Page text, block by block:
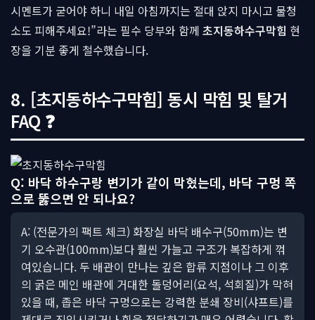
시멘트가 굳어야 하니 내일 아침까지는 절대 앉지 마시고 물청
소도 피해주세요!”라는 필수 당부와 함께 초지동하수구막힘 현
장을 기분 좋게 철수했습니다.
8. [초지동하수구막힘] 동시 막힘 및 탈거
FAQ ❓
Q: 바닥 하수구랑 변기가 같이 막혔는데, 바닥 구멍 쪽
으로 뚫으면 안 되나요?
A: (전문가의 팩트 체크) 화장실 바닥 배수구(50mm)는 변
기 오수관(100mm)보다 훨씬 가늘고 구조가 복잡하게 꺾
여있습니다. 두 배관이 만나는 깊은 합류 지점이나 그 이후
의 굵은 메인 배관에 거대한 돌덩어리(요석, 석회질)가 막혀
있을 때, 좁은 바닥 구멍으로는 강력한 분쇄 장비(샤프트)를